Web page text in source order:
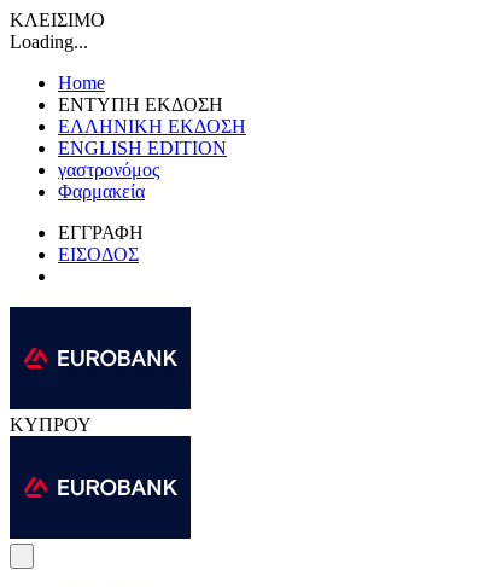
ΚΛΕΙΣΙΜΟ
Loading...
Home
ΕΝΤΥΠΗ ΕΚΔΟΣΗ
ΕΛΛΗΝΙΚΗ ΕΚΔΟΣΗ
ENGLISH EDITION
γαστρονόμος
Φαρμακεία
ΕΓΓΡΑΦΗ
ΕΙΣΟΔΟΣ
ΚΥΠΡΟΥ